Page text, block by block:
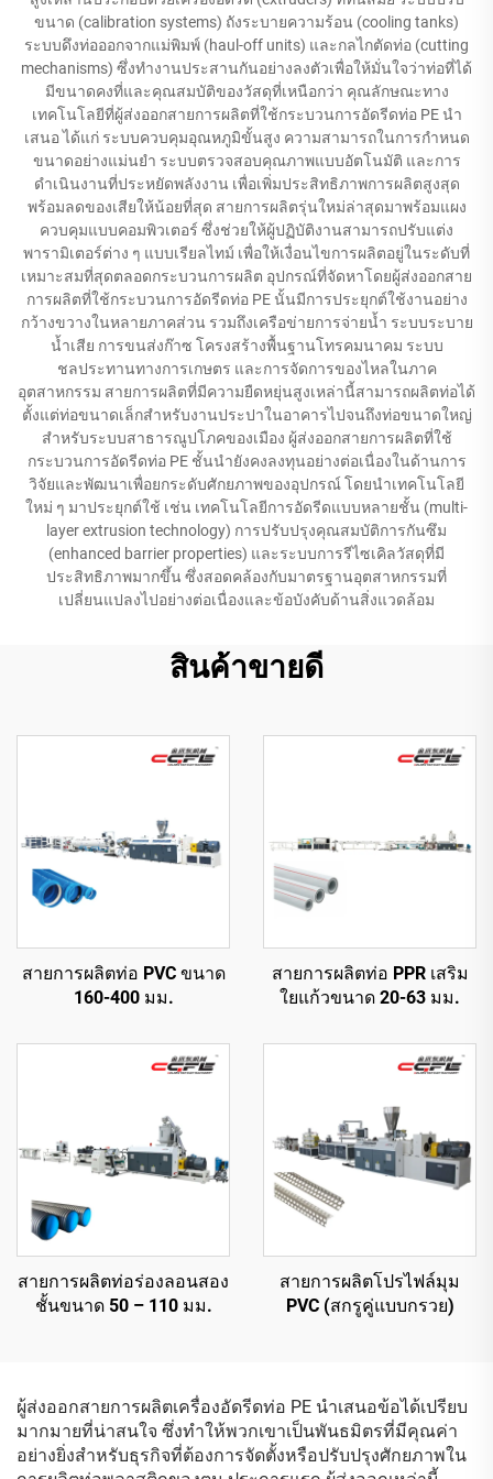
ขนาด (calibration systems) ถังระบายความร้อน (cooling tanks)
ระบบดึงท่อออกจากแม่พิมพ์ (haul-off units) และกลไกตัดท่อ (cutting
mechanisms) ซึ่งทำงานประสานกันอย่างลงตัวเพื่อให้มั่นใจว่าท่อที่ได้
มีขนาดคงที่และคุณสมบัติของวัสดุที่เหนือกว่า คุณลักษณะทาง
เทคโนโลยีที่ผู้ส่งออกสายการผลิตที่ใช้กระบวนการอัดรีดท่อ PE นำ
เสนอ ได้แก่ ระบบควบคุมอุณหภูมิขั้นสูง ความสามารถในการกำหนด
ขนาดอย่างแม่นยำ ระบบตรวจสอบคุณภาพแบบอัตโนมัติ และการ
ดำเนินงานที่ประหยัดพลังงาน เพื่อเพิ่มประสิทธิภาพการผลิตสูงสุด
พร้อมลดของเสียให้น้อยที่สุด สายการผลิตรุ่นใหม่ล่าสุดมาพร้อมแผง
ควบคุมแบบคอมพิวเตอร์ ซึ่งช่วยให้ผู้ปฏิบัติงานสามารถปรับแต่ง
พารามิเตอร์ต่าง ๆ แบบเรียลไทม์ เพื่อให้เงื่อนไขการผลิตอยู่ในระดับที่
เหมาะสมที่สุดตลอดกระบวนการผลิต อุปกรณ์ที่จัดหาโดยผู้ส่งออกสาย
การผลิตที่ใช้กระบวนการอัดรีดท่อ PE นั้นมีการประยุกต์ใช้งานอย่าง
กว้างขวางในหลายภาคส่วน รวมถึงเครือข่ายการจ่ายน้ำ ระบบระบาย
น้ำเสีย การขนส่งก๊าซ โครงสร้างพื้นฐานโทรคมนาคม ระบบ
ชลประทานทางการเกษตร และการจัดการของไหลในภาค
อุตสาหกรรม สายการผลิตที่มีความยืดหยุ่นสูงเหล่านี้สามารถผลิตท่อได้
ตั้งแต่ท่อขนาดเล็กสำหรับงานประปาในอาคารไปจนถึงท่อขนาดใหญ่
สำหรับระบบสาธารณูปโภคของเมือง ผู้ส่งออกสายการผลิตที่ใช้
กระบวนการอัดรีดท่อ PE ชั้นนำยังคงลงทุนอย่างต่อเนื่องในด้านการ
วิจัยและพัฒนาเพื่อยกระดับศักยภาพของอุปกรณ์ โดยนำเทคโนโลยี
ใหม่ ๆ มาประยุกต์ใช้ เช่น เทคโนโลยีการอัดรีดแบบหลายชั้น (multi-
layer extrusion technology) การปรับปรุงคุณสมบัติการกันซึม
(enhanced barrier properties) และระบบการรีไซเคิลวัสดุที่มี
ประสิทธิภาพมากขึ้น ซึ่งสอดคล้องกับมาตรฐานอุตสาหกรรมที่
เปลี่ยนแปลงไปอย่างต่อเนื่องและข้อบังคับด้านสิ่งแวดล้อม
สินค้าขายดี
สายการผลิตท่อ PVC ขนาด
160-400 มม.
สายการผลิตท่อ PPR เสริม
ใยแก้วขนาด 20-63 มม.
สายการผลิตท่อร่องลอนสอง
ชั้นขนาด 50 – 110 มม.
สายการผลิตโปรไฟล์มุม
PVC (สกรูคู่แบบกรวย)
ผู้ส่งออกสายการผลิตเครื่องอัดรีดท่อ PE นำเสนอข้อได้เปรียบ
มากมายที่น่าสนใจ ซึ่งทำให้พวกเขาเป็นพันธมิตรที่มีคุณค่า
อย่างยิ่งสำหรับธุรกิจที่ต้องการจัดตั้งหรือปรับปรุงศักยภาพใน